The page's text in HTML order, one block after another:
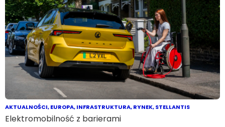
AKTUALNOŚCI,EUROPA,INFRASTRUKTURA,RYNEK,STELLANTIS
Elektromobilność z barierami